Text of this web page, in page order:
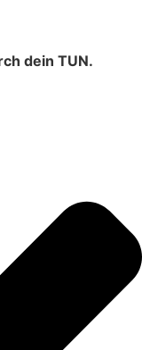
dein TUN.